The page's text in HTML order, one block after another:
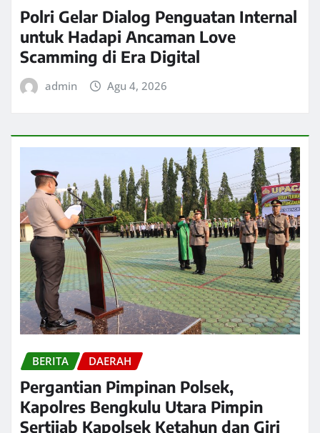
Polri Gelar Dialog Penguatan Internal
untuk Hadapi Ancaman Love
Scamming di Era Digital
admin Agu 4, 2026
BERITA DAERAH
Pergantian Pimpinan Polsek,
Kapolres Bengkulu Utara Pimpin
Sertijab Kapolsek Ketahun dan Giri